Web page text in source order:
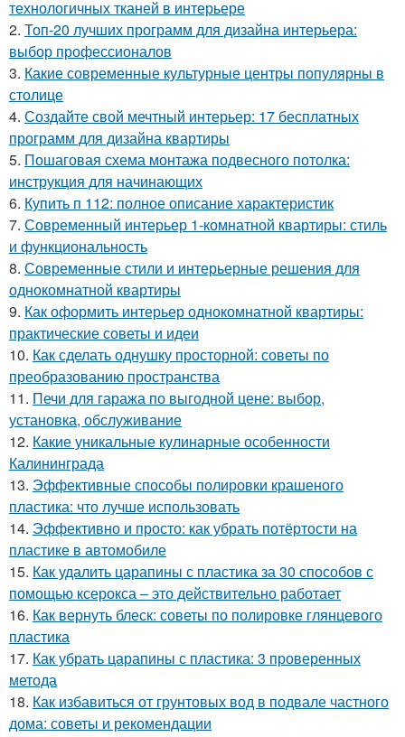
технологичных тканей в интерьере
2. Топ-20 лучших программ для дизайна интерьера:
выбор профессионалов
3. Какие современные культурные центры популярны в
столице
4. Создайте свой мечтный интерьер: 17 бесплатных
программ для дизайна квартиры
5. Пошаговая схема монтажа подвесного потолка:
инструкция для начинающих
6. Купить п 112: полное описание характеристик
7. Современный интерьер 1-комнатной квартиры: стиль
и функциональность
8. Современные стили и интерьерные решения для
однокомнатной квартиры
9. Как оформить интерьер однокомнатной квартиры:
практические советы и идеи
10. Как сделать однушку просторной: советы по
преобразованию пространства
11. Печи для гаража по выгодной цене: выбор,
установка, обслуживание
12. Какие уникальные кулинарные особенности
Калининграда
13. Эффективные способы полировки крашеного
пластика: что лучше использовать
14. Эффективно и просто: как убрать потёртости на
пластике в автомобиле
15. Как удалить царапины с пластика за 30 способов с
помощью ксерокса – это действительно работает
16. Как вернуть блеск: советы по полировке глянцевого
пластика
17. Как убрать царапины с пластика: 3 проверенных
метода
18. Как избавиться от грунтовых вод в подвале частного
дома: советы и рекомендации